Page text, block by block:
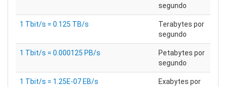
segundo
1 Tbit/s = 0.125 TB/s
Terabytes por
segundo
1 Tbit/s = 0.000125 PB/s
Petabytes por
segundo
1 Tbit/s = 1.25E-07 EB/s
Exabytes por